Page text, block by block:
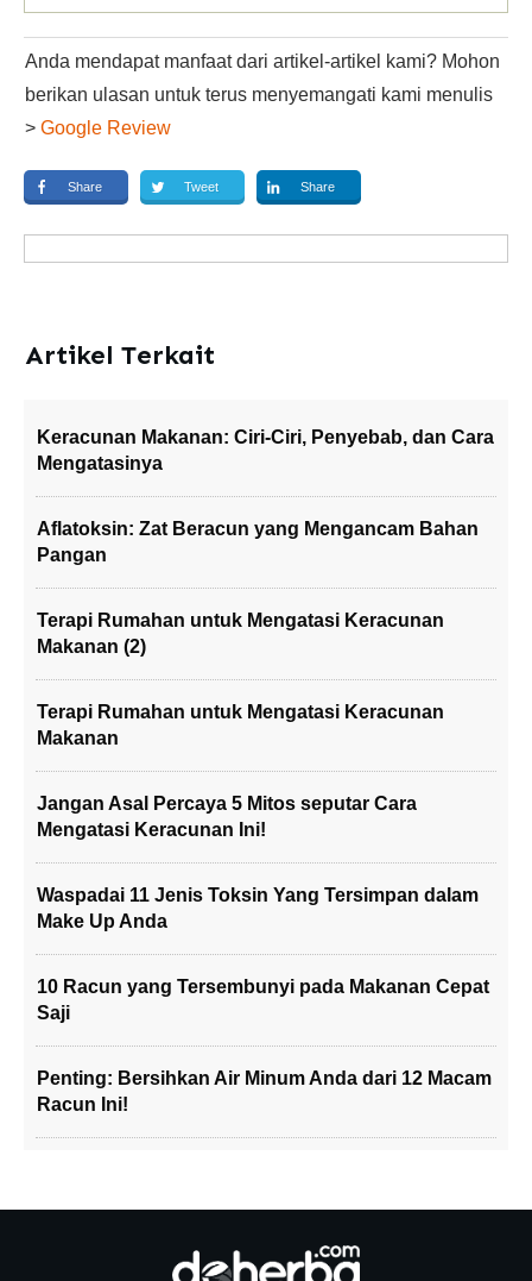
Anda mendapat manfaat dari artikel-artikel kami? Mohon
berikan ulasan untuk terus menyemangati kami menulis
> Google Review
Share Tweet Share
Artikel Terkait
Keracunan Makanan: Ciri-Ciri, Penyebab, dan Cara
Mengatasinya
Aflatoksin: Zat Beracun yang Mengancam Bahan
Pangan
Terapi Rumahan untuk Mengatasi Keracunan
Makanan (2)
Terapi Rumahan untuk Mengatasi Keracunan
Makanan
Jangan Asal Percaya 5 Mitos seputar Cara
Mengatasi Keracunan Ini!
Waspadai 11 Jenis Toksin Yang Tersimpan dalam
Make Up Anda
10 Racun yang Tersembunyi pada Makanan Cepat
Saji
Penting: Bersihkan Air Minum Anda dari 12 Macam
Racun Ini!